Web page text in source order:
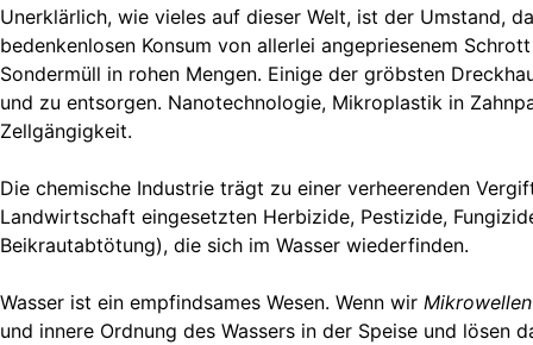
Unerklärlich, wie vieles auf dieser Welt, ist der Umstand,
bedenkenlosen Konsum von allerlei angepriesenem
Sondermüll in rohen Mengen. Einige der gröbsten
und zu entsorgen. Nanotechnologie, Mikroplastik in
Zellgängigkeit.
Die chemische Industrie trägt zu einer verheerenden
Landwirtschaft eingesetzten Herbizide, Pestizide,
Beikrautabtötung), die sich im Wasser wiederfinden.
Wasser ist ein empfindsames Wesen. Wenn wir Mikrowellen
und innere Ordnung des Wassers in der Speise und lösen